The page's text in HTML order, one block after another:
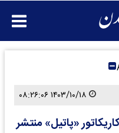
«پاتیل» منتشر